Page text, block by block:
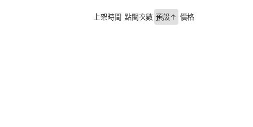
上架時間 點閱次數 預設↑ 價格